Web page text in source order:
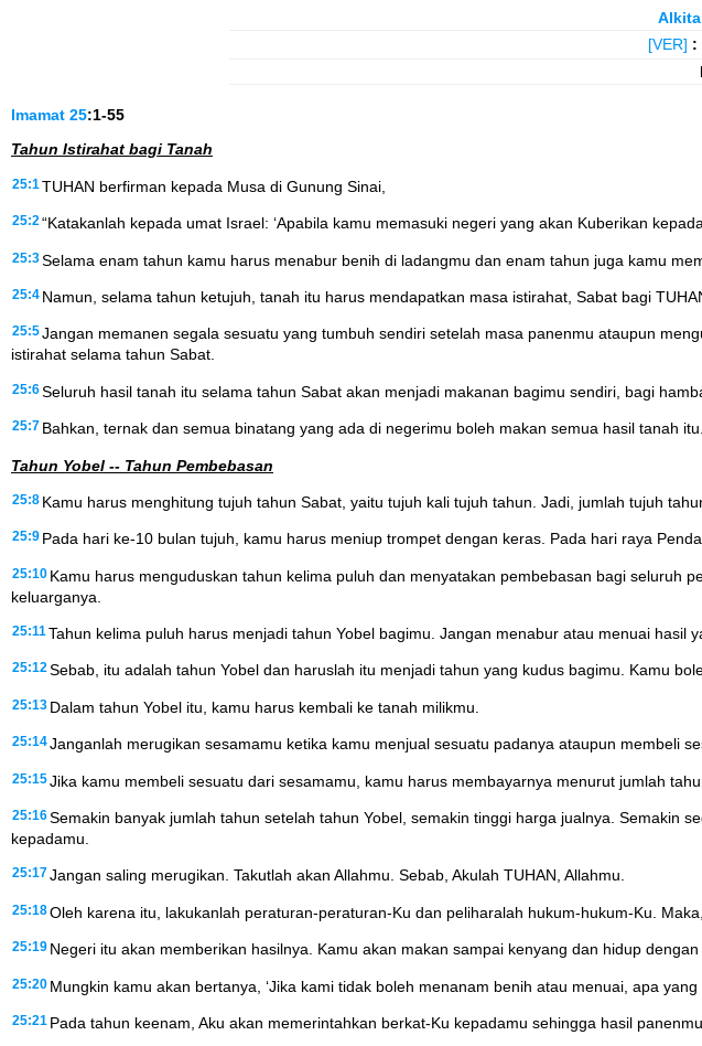
[VER] :
Imamat 25:1-55
Tahun Istirahat bagi Tanah
25:1 TUHAN berfirman kepada Musa di Gunung Sinai,
25:2 “Katakanlah kepada umat Israel: ‘Apabila kamu memasuki negeri yang akan Kuberikan
25:3Selama enam tahun kamu harus menabur benih di ladangmu dan enam tahun juga kamu
25:4 Namun, selama tahun ketujuh, tanah itu harus mendapatkan masa istirahat, Sabat bagi
25:5Jangan memanen segala sesuatu yang tumbuh sendiri setelah masa panenmu ataupun
istirahat selama tahun Sabat.
25:6Seluruh hasil tanah itu selama tahun Sabat akan menjadi makanan bagimu sendiri, bagi
25:7 Bahkan, ternak dan semua binatang yang ada di negerimu boleh makan semua hasil tanah itu.
Tahun Yobel -- Tahun Pembebasan
25:8 Kamu harus menghitung tujuh tahun Sabat, yaitu tujuh kali tujuh tahun. Jadi, jumlah tujuh
25:9 Pada hari ke-10 bulan tujuh, kamu harus meniup trompet dengan keras. Pada hari raya
25:10 Kamu harus menguduskan tahun kelima puluh dan menyatakan pembebasan bagi seluruh
keluarganya.
25:11 Tahun kelima puluh harus menjadi tahun Yobel bagimu. Jangan menabur atau menuai
25:12Sebab, itu adalah tahun Yobel dan haruslah itu menjadi tahun yang kudus bagimu. Kamu
25:13 Dalam tahun Yobel itu, kamu harus kembali ke tanah milikmu.
25:14Janganlah merugikan sesamamu ketika kamu menjual sesuatu padanya ataupun membeli
25:15Jika kamu membeli sesuatu dari sesamamu, kamu harus membayarnya menurut jumlah
25:16Semakin banyak jumlah tahun setelah tahun Yobel, semakin tinggi harga jualnya. Semakin
kepadamu.
25:17 Jangan saling merugikan. Takutlah akan Allahmu. Sebab, Akulah TUHAN, Allahmu.
25:18Oleh karena itu, lakukanlah peraturan-peraturan-Ku dan peliharalah hukum-hukum-Ku.
25:19 Negeri itu akan memberikan hasilnya. Kamu akan makan sampai kenyang dan hidup
25:20 Mungkin kamu akan bertanya, ‘Jika kami tidak boleh menanam benih atau menuai, apa
25:21 Pada tahun keenam, Aku akan memerintahkan berkat-Ku kepadamu sehingga hasil